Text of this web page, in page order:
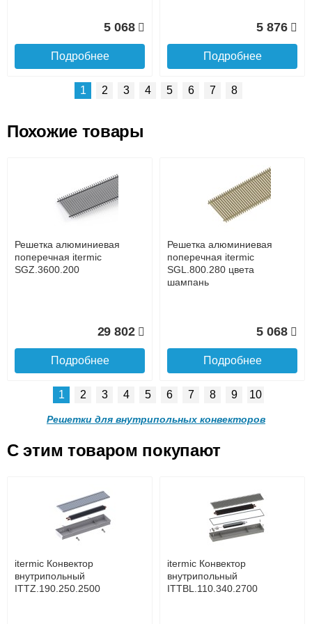
до подъезда
Подробнее о доставке
5 068
Подробнее
5 876
Подробнее
поперечная itermic
SGL.800.400 цвета
Решетка алюминиевая
поперечная itermic
SGL.900.160 цвета
шампань
Подробнее
Решетка алюминиевая
поперечная itermic
SGL.900.220 цвета
4 910
Подробнее
Решетка алюминиевая
SGL.900.280 цвета
Подробнее
1 2 3 4 5 6 7 8
Похожие товары
Решетка алюминиевая
поперечная itermic
SGZ.3600.200
29 802
Подробнее
Решетка алюминиевая
поперечная itermic
SGL.800.280 цвета
шампань
5 068
Подробнее
SGL.800.340 цвета
Подробнее
SGL.800.400 цвета
Подробнее
1 2 3 4 5 6 7 8 9 10
Решетки для внутрипольных конвекторов
C этим товаром покупают
itermic Конвектор
внутрипольный
ITTZ.190.250.2500
itermic Конвектор
внутрипольный
ITTBL.110.340.2700